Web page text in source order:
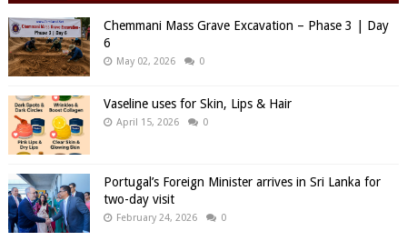
Chemmani Mass Grave Excavation – Phase 3 | Day
6
May 02, 2026 0
Vaseline uses for Skin, Lips & Hair
April 15, 2026 0
Portugal’s Foreign Minister arrives in Sri Lanka for
two-day visit
February 24, 2026 0